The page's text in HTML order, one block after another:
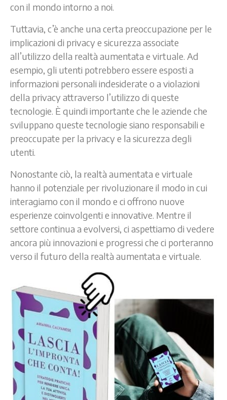
con il mondo intorno a noi.
Tuttavia, c’è anche una certa preoccupazione per le
implicazioni di privacy e sicurezza associate
all’utilizzo della realtà aumentata e virtuale. Ad
esempio, gli utenti potrebbero essere esposti a
informazioni personali indesiderate o a violazioni
della privacy attraverso l’utilizzo di queste
tecnologie. È quindi importante che le aziende che
sviluppano queste tecnologie siano responsabili e
preoccupate per la privacy e la sicurezza degli
utenti.
Nonostante ciò, la realtà aumentata e virtuale
hanno il potenziale per rivoluzionare il modo in cui
interagiamo con il mondo e ci offrono nuove
esperienze coinvolgenti e innovative. Mentre il
settore continua a evolversi, ci aspettiamo di vedere
ancora più innovazioni e progressi che ci porteranno
verso il futuro della realtà aumentata e virtuale.